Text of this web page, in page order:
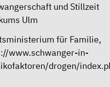
und Stillzeit
Ulm
für Familie,
www.schwanger-in-
drogen/